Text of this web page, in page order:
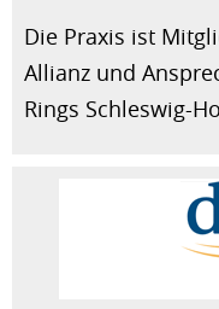
Die Praxis ist
Allianz und
Rings Schleswig-